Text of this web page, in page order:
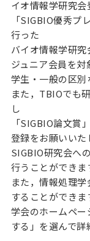
イオ情報学研究会
「SIGBIO優秀プ
行った
バイオ情報学研
ジュニア会員を対
学生・一般の区別
また，TBIOでも
し
「SIGBIO論文賞
登録をお願いいた
SIGBIO研究会へ
行うことができま
また，情報処理
することができま
学会のホームペー
する」を選んで詳